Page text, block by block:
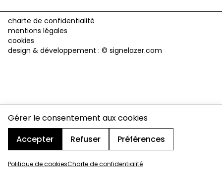
Gérer le consentement aux cookies
Accepter
Refuser Préférences
Politique de cookiesCharte de confidentialité
charte de confidentialité
mentions légales
cookies
design & développement : © signelazer.com